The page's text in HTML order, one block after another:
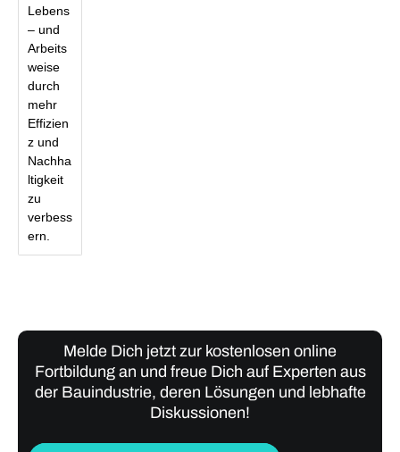
Lebens
– und
Arbeits
weise
durch
mehr
Effizien
z und
Nachha
ltigkeit
zu
verbess
ern.
Melde Dich jetzt zur kostenlosen online
Fortbildung an und freue Dich auf Experten aus
der Bauindustrie, deren Lösungen und lebhafte
Diskussionen!